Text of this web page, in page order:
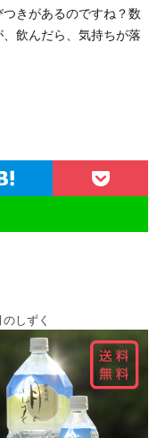
きがあるのですね？数
飲んだら、気持ちが落
しずく